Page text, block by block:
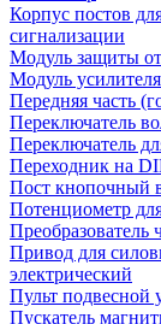
Корпус постов
сигнализации
Модуль защиты
Модуль
Передняя часть
Переключатель
Переключатель
Переходник на
Пост кнопочный
Потенциометр
Преобразователь
Привод для
электрический
Пульт подвесной
Пускатель